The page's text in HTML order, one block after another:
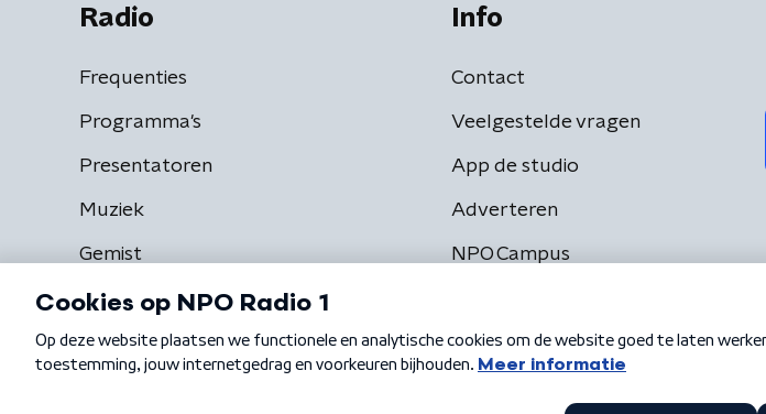
Radio
Frequenties
Programma's
Presentatoren
Muziek
Gemist
Info
Contact
Veelgestelde vragen
App de studio
Adverteren
NPO Campus
Algemene voorwaarden Privacybeleid